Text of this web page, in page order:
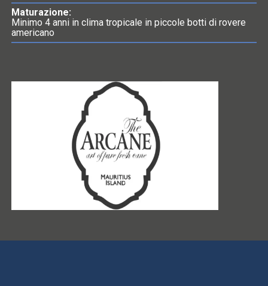
Maturazione:
Minimo 4 anni in clima tropicale in piccole botti di rovere
americano